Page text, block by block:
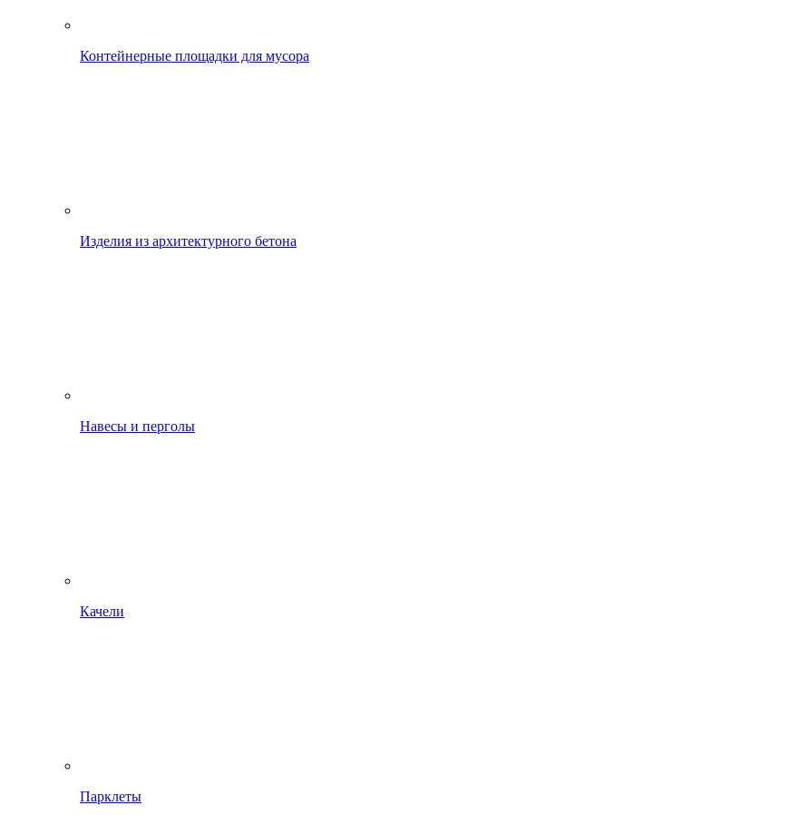
Контейнерные площадки для мусора
Изделия из архитектурного бетона
Навесы и перголы
Качели
Парклеты